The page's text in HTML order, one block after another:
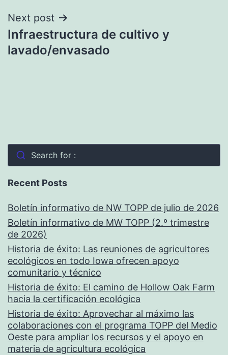
Next post
Infraestructura de cultivo y
lavado/envasado
Search for :
Recent Posts
Boletín informativo de NW TOPP de julio de 2026
Boletín informativo de MW TOPP (2.º trimestre
de 2026)
Historia de éxito: Las reuniones de agricultores
ecológicos en todo Iowa ofrecen apoyo
comunitario y técnico
Historia de éxito: El camino de Hollow Oak Farm
hacia la certificación ecológica
Historia de éxito: Aprovechar al máximo las
colaboraciones con el programa TOPP del Medio
Oeste para ampliar los recursos y el apoyo en
materia de agricultura ecológica